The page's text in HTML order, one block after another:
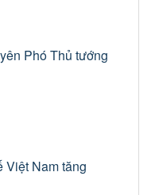
Phó Thủ tướng
Việt Nam tăng